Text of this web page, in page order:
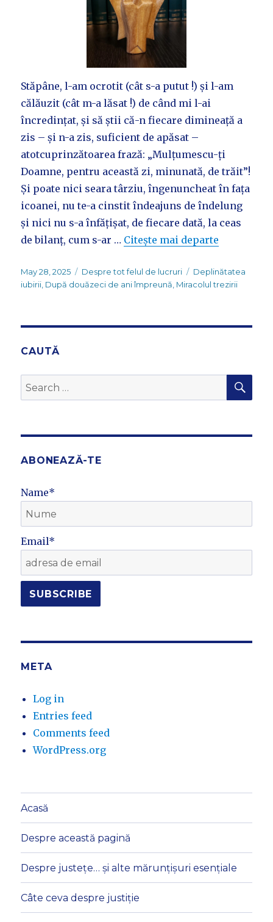
Stăpâne, l-am ocrotit (cât s-a putut !) și l-am
călăuzit (cât m-a lăsat !) de când mi l-ai
încredințat, și să știi că-n fiecare dimineață a
zis – și n-a zis, suficient de apăsat –
atotcuprinzătoarea frază: „Mulțumescu-ți
Doamne, pentru această zi, minunată, de trăit”!
Și poate nici seara târziu, îngenuncheat în fața
icoanei, nu te-a cinstit îndeajuns de îndelung
și nici nu s-a înfățișat, de fiecare dată, la ceas
de bilanț, cum s-ar … Citește mai departe
Posted
on
May 28, 2025 Categories
Despre tot felul de lucruri Tags
Deplinătatea
iubirii După douăzeci de ani împreună Miracolul trezirii
CAUTĂ
Search
for:
ABONEAZĂ-TE
Name*
Email*
META
Log in
Entries feed
Comments feed
WordPress.org
Acasă
Despre această pagină
Despre justețe… și alte mărunțișuri esențiale
Câte ceva despre justiție